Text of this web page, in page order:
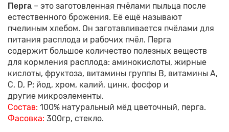
Перга – это заготовленная пчёлами пыльца после
естественного брожения. Её ещё называют
пчелиным хлебом. Он заготавливается пчёлами для
питания расплода и рабочих пчёл. Перга
содержит большое количество полезных веществ
для кормления расплода: аминокислоты, жирные
кислоты, фруктоза, витамины группы В, витамины А,
С, D, Р; йод, хром, калий, цинк, фосфор и
другие микроэлементы.
Состав: 100% натуральный мёд цветочный, перга.
Фасовка: 300гр, стекло.